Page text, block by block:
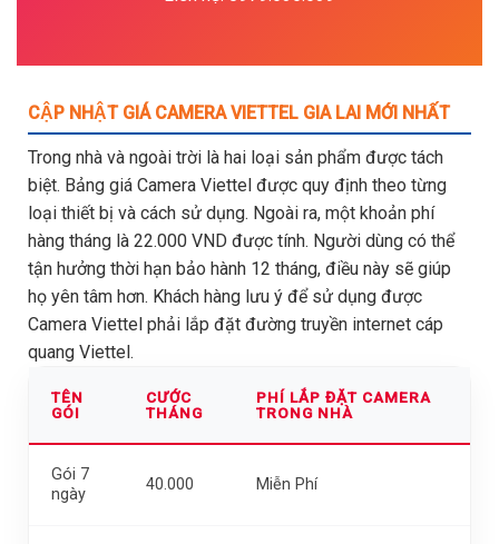
CẬP NHẬT GIÁ CAMERA VIETTEL GIA LAI MỚI NHẤT
Trong nhà và ngoài trời là hai loại sản phẩm được tách
biệt. Bảng giá Camera Viettel được quy định theo từng
loại thiết bị và cách sử dụng. Ngoài ra, một khoản phí
hàng tháng là 22.000 VND được tính. Người dùng có thể
tận hưởng thời hạn bảo hành 12 tháng, điều này sẽ giúp
họ yên tâm hơn. Khách hàng lưu ý để sử dụng được
Camera Viettel phải lắp đặt đường truyền internet cáp
quang Viettel.
TÊN
GÓI
CƯỚC
THÁNG
PHÍ LẮP ĐẶT CAMERA
TRONG NHÀ
Gói 7
ngày
40.000 Miễn Phí